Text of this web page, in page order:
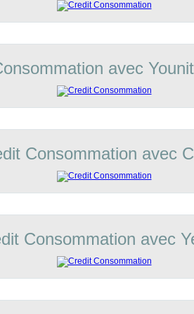
avec
Consommation avec
Consommation avec